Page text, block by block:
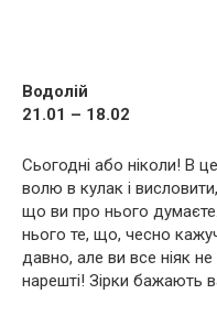
Водолій
21.01 – 18.02
Сьогодні або ніколи! В
волю в кулак і
що ви про нього
нього те, що, чесно
давно, але ви все ніяк
нарешті! Зірки бажають